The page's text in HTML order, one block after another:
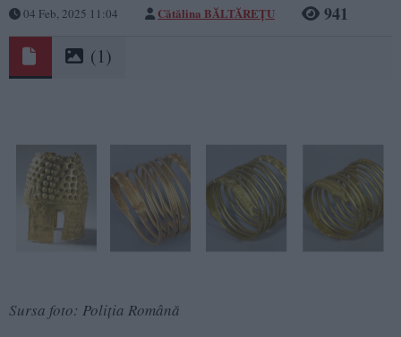
04 Feb, 2025 11:04 Cătălina BĂLTĂREȚU 941
(1)
Sursa foto: Poliția Română